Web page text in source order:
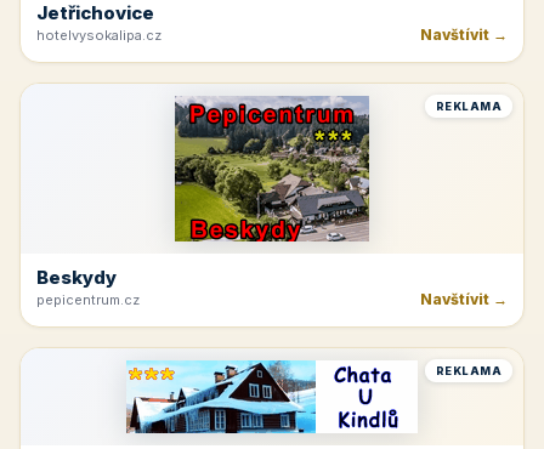
Jetřichovice
hotelvysokalipa.cz Navštívit →
REKLAMA
Beskydy
pepicentrum.cz Navštívit →
REKLAMA